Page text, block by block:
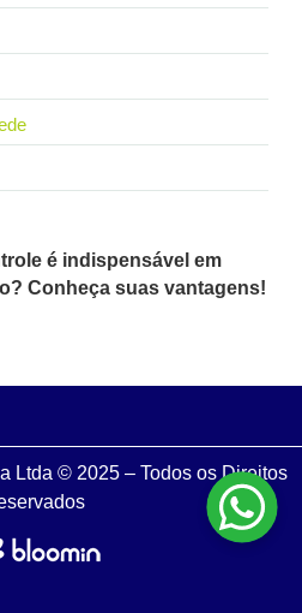
é indispensável em
Conheça suas vantagens!
Ltda © 2025 – Todos os Direitos